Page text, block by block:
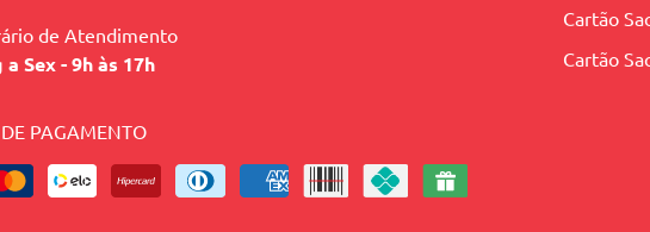
de Atendimento
a Sex - 9h às 17h
Cartão
Cartão
PAGAMENTO